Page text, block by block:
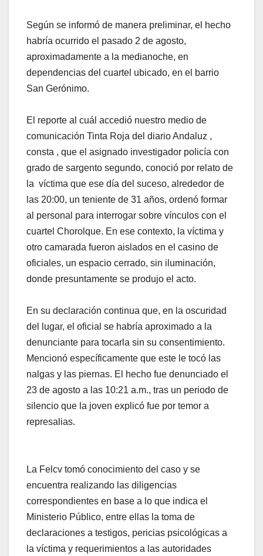
Según se informó de manera preliminar, el hecho
habría ocurrido el pasado 2 de agosto,
aproximadamente a la medianoche, en
dependencias del cuartel ubicado, en el barrio
San Gerónimo.
El reporte al cuál accedió nuestro medio de
comunicación Tinta Roja del diario Andaluz ,
consta , que el asignado investigador policía con
grado de sargento segundo, conoció por relato de
la víctima que ese día del suceso, alrededor de
las 20:00, un teniente de 31 años, ordenó formar
al personal para interrogar sobre vínculos con el
cuartel Chorolque. En ese contexto, la víctima y
otro camarada fueron aislados en el casino de
oficiales, un espacio cerrado, sin iluminación,
donde presuntamente se produjo el acto.
En su declaración continua que, en la oscuridad
del lugar, el oficial se habría aproximado a la
denunciante para tocarla sin su consentimiento.
Mencionó específicamente que este le tocó las
nalgas y las piernas. El hecho fue denunciado el
23 de agosto a las 10:21 a.m., tras un periodo de
silencio que la joven explicó fue por temor a
represalias.
La Felcv tomó conocimiento del caso y se
encuentra realizando las diligencias
correspondientes en base a lo que indica el
Ministerio Público, entre ellas la toma de
declaraciones a testigos, pericias psicológicas a
la víctima y requerimientos a las autoridades